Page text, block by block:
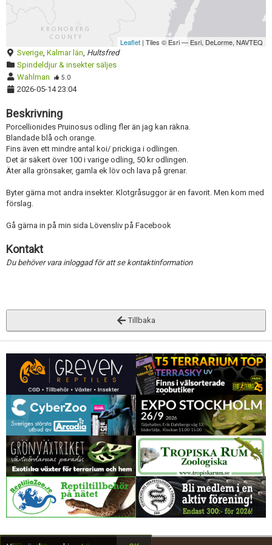
Leaflet | Tiles © Esri — Esri, DeLorme, NAVTEQ
Sverige, Kalmar län, Hultsfred
Spindeldjur & insekter säljes
Wahlman
5.0
2026-05-14 23:04
Beskrivning
Porcellionides Pruinosus odling fler än jag kan räkna.
Blandade blå och orange.
Fins även ett mindre antal koi/ prickiga i odlingen.
Det är säkert över 100 i varige odling, 50 kr odlingen.
Äter alla grönsaker, gamla ek löv och lava på grenar.
Byter gärna mot andra insekter. Klotgråsuggor är en favorit. Men kom med
förslag.
Gå gärna in på min sida Lövensliv på Facebook
Kontakt
Du behöver vara inloggad för att se kontaktinformation
Tillbaka